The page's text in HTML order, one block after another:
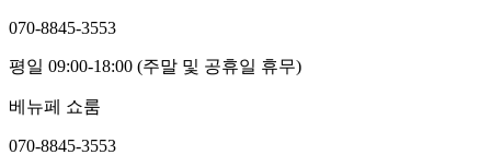
070-8845-3553
평일 09:00-18:00 (주말 및 공휴일 휴무)
베뉴페 쇼룸
070-8845-3553